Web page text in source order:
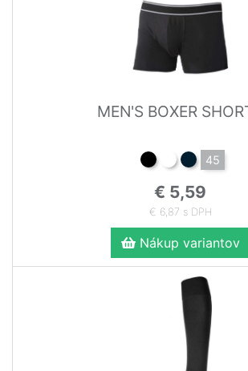
MEN'S BOXER
45
€ 5,59
€ 6,87 s DPH
Nákup variantov